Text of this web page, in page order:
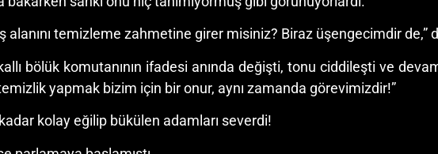
alanını temizleme zahmetine girer misiniz? Biraz üşengecimdir de,”
bölük komutanının ifadesi anında değişti, tonu ciddileşti ve
yapmak bizim için bir onur, aynı zamanda görevimizdir!”
kolay eğilip bükülen adamları severdi!